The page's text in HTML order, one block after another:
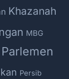
Khazanah
MBG
Parlemen
Persib